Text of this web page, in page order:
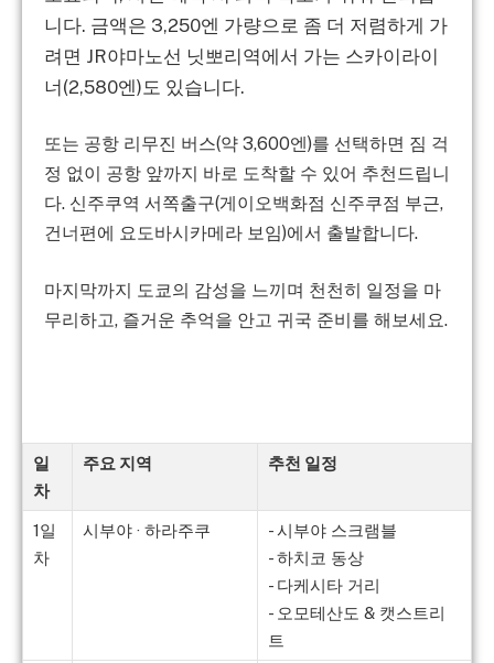
니다. 금액은 3,250엔 가량으로 좀 더 저렴하게 가
려면 JR야마노선 닛뽀리역에서 가는 스카이라이
너(2,580엔)도 있습니다.
또는 공항 리무진 버스(약 3,600엔)를 선택하면 짐 걱
정 없이 공항 앞까지 바로 도착할 수 있어 추천드립니
다. 신주쿠역 서쪽출구(게이오백화점 신주쿠점 부근,
건너편에 요도바시카메라 보임)에서 출발합니다.
마지막까지 도쿄의 감성을 느끼며 천천히 일정을 마
무리하고, 즐거운 추억을 안고 귀국 준비를 해보세요.
일
차
주요 지역 추천 일정
1일
차
시부야 · 하라주쿠
- 시부야 스크램블
- 하치코 동상
- 다케시타 거리
- 오모테산도 & 캣스트리
트